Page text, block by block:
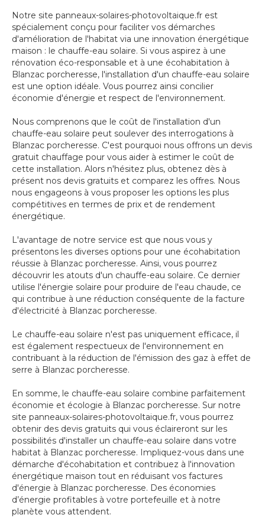
Notre site panneaux-solaires-photovoltaique.fr est
spécialement conçu pour faciliter vos démarches
d'amélioration de l'habitat via une innovation énergétique
maison : le chauffe-eau solaire. Si vous aspirez à une
rénovation éco-responsable et à une écohabitation à
Blanzac porcheresse, l'installation d'un chauffe-eau solaire
est une option idéale. Vous pourrez ainsi concilier
économie d'énergie et respect de l'environnement.
Nous comprenons que le coût de l'installation d'un
chauffe-eau solaire peut soulever des interrogations à
Blanzac porcheresse. C'est pourquoi nous offrons un devis
gratuit chauffage pour vous aider à estimer le coût de
cette installation. Alors n'hésitez plus, obtenez dès à
présent nos devis gratuits et comparez les offres. Nous
nous engageons à vous proposer les options les plus
compétitives en termes de prix et de rendement
énergétique.
L'avantage de notre service est que nous vous y
présentons les diverses options pour une écohabitation
réussie à Blanzac porcheresse. Ainsi, vous pourrez
découvrir les atouts d'un chauffe-eau solaire. Ce dernier
utilise l'énergie solaire pour produire de l'eau chaude, ce
qui contribue à une réduction conséquente de la facture
d'électricité à Blanzac porcheresse.
Le chauffe-eau solaire n'est pas uniquement efficace, il
est également respectueux de l'environnement en
contribuant à la réduction de l'émission des gaz à effet de
serre à Blanzac porcheresse.
En somme, le chauffe-eau solaire combine parfaitement
économie et écologie à Blanzac porcheresse. Sur notre
site panneaux-solaires-photovoltaique.fr, vous pourrez
obtenir des devis gratuits qui vous éclaireront sur les
possibilités d'installer un chauffe-eau solaire dans votre
habitat à Blanzac porcheresse. Impliquez-vous dans une
démarche d'écohabitation et contribuez à l'innovation
énergétique maison tout en réduisant vos factures
d'énergie à Blanzac porcheresse. Des économies
d’énergie profitables à votre portefeuille et à notre
planète vous attendent.